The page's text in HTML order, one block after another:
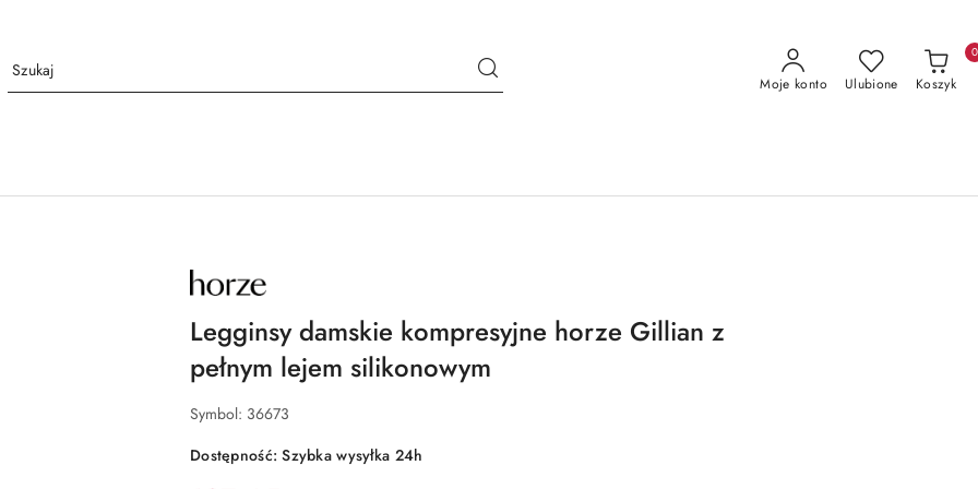
Moje konto Ulubione Koszyk
0
NAZWA
PRODUCENTA:
Legginsy damskie kompresyjne horze Gillian z
pełnym lejem silikonowym
Symbol: 36673
Dostępność:Szybka wysyłka 24h